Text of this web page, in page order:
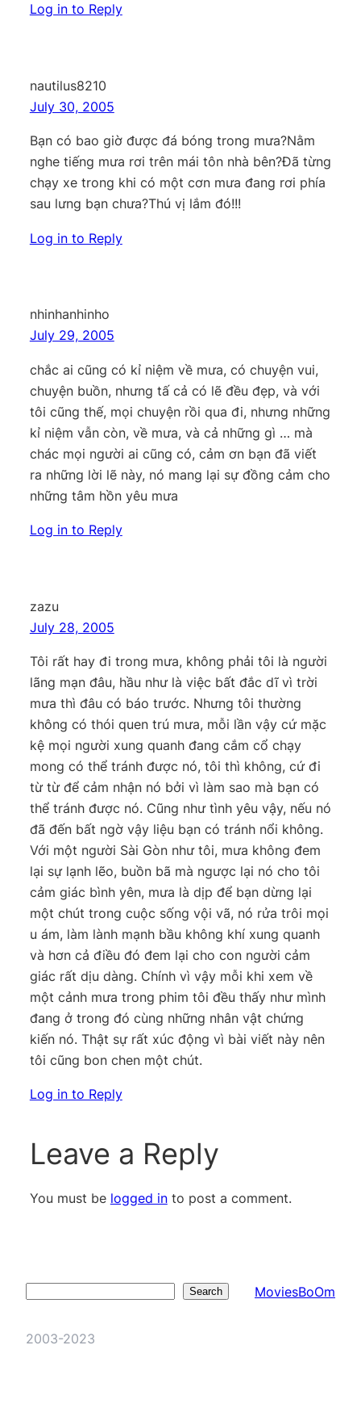
Log in to Reply
nautilus8210
July 30, 2005
Bạn có bao giờ được đá bóng trong mưa?Nằm
nghe tiếng mưa rơi trên mái tôn nhà bên?Đã từng
chạy xe trong khi có một cơn mưa đang rơi phía
sau lưng bạn chưa?Thú vị lắm đó!!!
Log in to Reply
nhinhanhinho
July 29, 2005
chắc ai cũng có kỉ niệm về mưa, có chuyện vui,
chuyện buồn, nhưng tấ cả có lẽ đều đẹp, và với
tôi cũng thế, mọi chuyện rồi qua đi, nhưng những
kỉ niệm vẫn còn, về mưa, và cả những gì … mà
chác mọi người ai cũng có, cảm ơn bạn đã viết
ra những lời lẽ này, nó mang lại sự đồng cảm cho
những tâm hồn yêu mưa
Log in to Reply
zazu
July 28, 2005
Tôi rất hay đi trong mưa, không phải tôi là người
lãng mạn đâu, hầu như là việc bất đắc dĩ vì trời
mưa thì đâu có báo trước. Nhưng tôi thường
không có thói quen trú mưa, mỗi lần vậy cứ mặc
kệ mọi người xung quanh đang cắm cổ chạy
mong có thể tránh được nó, tôi thì không, cứ đi
từ từ để cảm nhận nó bởi vì làm sao mà bạn có
thể tránh được nó. Cũng như tình yêu vậy, nếu nó
đã đến bất ngờ vậy liệu bạn có tránh nổi không.
Với một người Sài Gòn như tôi, mưa không đem
lại sự lạnh lẽo, buồn bã mà ngược lại nó cho tôi
cảm giác bình yên, mưa là dịp để bạn dừng lại
một chút trong cuộc sống vội vã, nó rửa trôi mọi
u ám, làm lành mạnh bầu không khí xung quanh
và hơn cả điều đó đem lại cho con người cảm
giác rất dịu dàng. Chính vì vậy mỗi khi xem về
một cảnh mưa trong phim tôi đều thấy như mình
đang ở trong đó cùng những nhân vật chứng
kiến nó. Thật sự rất xúc động vì bài viết này nên
tôi cũng bon chen một chút.
Log in to Reply
Leave a Reply
You must be logged into post a comment.
Search MoviesBoOm
2003-2023